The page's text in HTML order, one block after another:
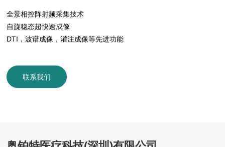
全景相控阵射频采集技术
自旋稳态超快速成像
DTI，波谱成像，灌注成像等先进功能
联系我们